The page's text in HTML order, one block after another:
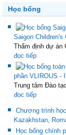
Học bổng
Saigon Children's
Thẩm định dự án
đọc tiếp
phần VLIROUS -
Trung tâm Đào
đọc tiếp
Chương trình
Kazakhstan,
Học bổng chính